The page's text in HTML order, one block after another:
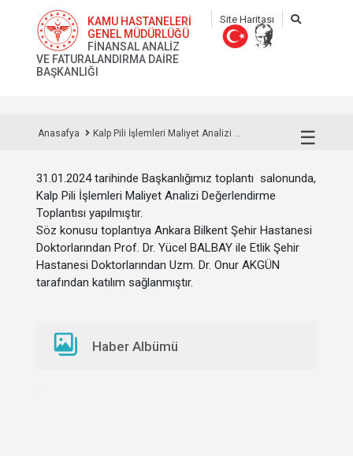
KAMU HASTANELERİ
GENEL MÜDÜRLÜĞÜ
FİNANSAL ANALİZ
VE FATURALANDIRMA DAİRE
BAŞKANLIĞI
Site Haritası
☰
Anasafya Kalp Pili İşlemleri Maliyet Analizi ...
31.01.2024 tarihinde Başkanlığımız toplantı salonunda,
Kalp Pili İşlemleri Maliyet Analizi Değerlendirme
Toplantısı yapılmıştır.
Söz konusu toplantıya Ankara Bilkent Şehir Hastanesi
Doktorlarından Prof. Dr. Yücel BALBAY ile Etlik Şehir
Hastanesi Doktorlarından Uzm. Dr. Onur AKGÜN
tarafından katılım sağlanmıştır.
Haber Albümü